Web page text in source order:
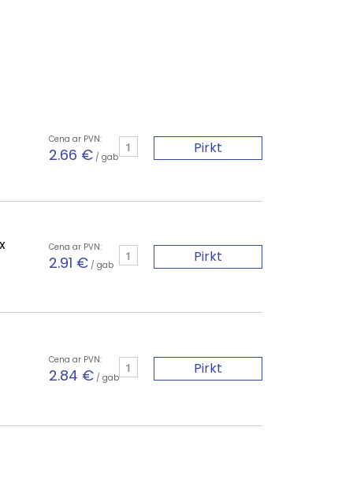
Cena ar PVN:
2.66 € / gab
Pirkt
Cena ar PVN:
2.91 € / gab Pirkt
Cena ar PVN:
2.84 € / gab
Pirkt